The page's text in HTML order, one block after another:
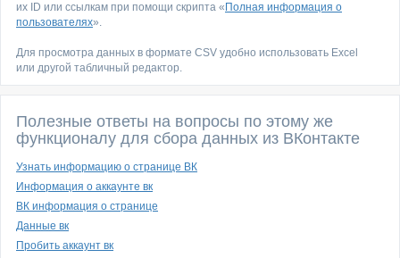
их ID или ссылкам при помощи скрипта « Полная информация о
пользователях».
Для просмотра данных в формате CSV удобно использовать Excel
или другой табличный редактор.
Полезные ответы на вопросы по этому же
функционалу для сбора данных из ВКонтакте
Узнать информацию о странице ВК
Информация о аккаунте вк
ВК информация о странице
Данные вк
Пробить аккаунт вк